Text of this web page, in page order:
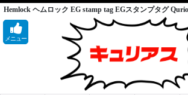
Hemlock ヘムロック EG stamp tag EGスタンプタグ
メニュー